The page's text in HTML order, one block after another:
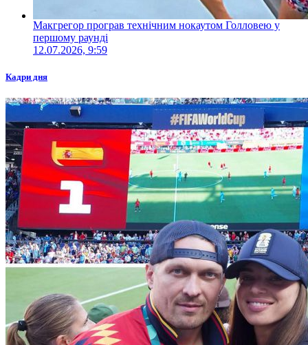
Макгрегор програв технічним нокаутом Голловею у
першому раунді
12.07.2026, 9:59
Кадри дня